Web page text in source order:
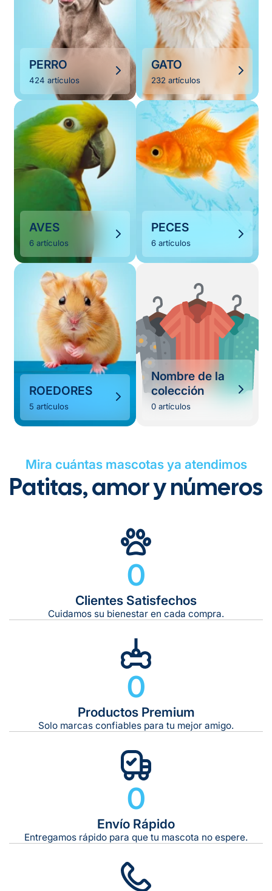
PERRO
424 artículos
GATO
232 artículos
AVES
6 artículos
PECES
6 artículos
ROEDORES
5 artículos
Nombre de la
colección
0 artículos
Mira cuántas mascotas ya atendimos
Patitas, amor y números
0
Clientes Satisfechos
Cuidamos su bienestar en cada compra.
0
Productos Premium
Solo marcas confiables para tu mejor amigo.
0
Envío Rápido
Entregamos rápido para que tu mascota no espere.